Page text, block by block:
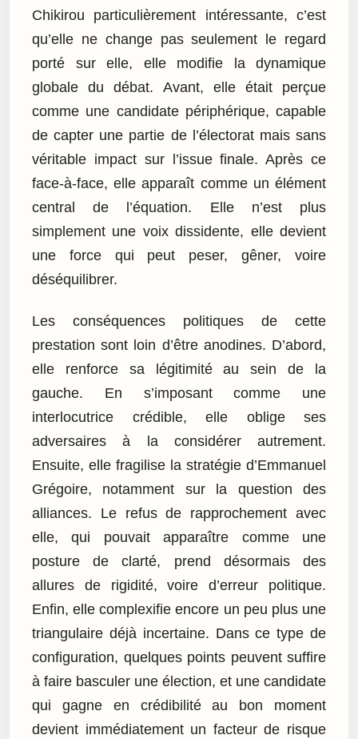
Chikirou particulièrement intéressante, c’est
qu’elle ne change pas seulement le regard
porté sur elle, elle modifie la dynamique
globale du débat. Avant, elle était perçue
comme une candidate périphérique, capable
de capter une partie de l’électorat mais sans
véritable impact sur l’issue finale. Après ce
face-à-face, elle apparaît comme un élément
central de l’équation. Elle n’est plus
simplement une voix dissidente, elle devient
une force qui peut peser, gêner, voire
déséquilibrer.
Les conséquences politiques de cette
prestation sont loin d’être anodines. D’abord,
elle renforce sa légitimité au sein de la
gauche. En s’imposant comme une
interlocutrice crédible, elle oblige ses
adversaires à la considérer autrement.
Ensuite, elle fragilise la stratégie d’Emmanuel
Grégoire, notamment sur la question des
alliances. Le refus de rapprochement avec
elle, qui pouvait apparaître comme une
posture de clarté, prend désormais des
allures de rigidité, voire d’erreur politique.
Enfin, elle complexifie encore un peu plus une
triangulaire déjà incertaine. Dans ce type de
configuration, quelques points peuvent suffire
à faire basculer une élection, et une candidate
qui gagne en crédibilité au bon moment
devient immédiatement un facteur de risque